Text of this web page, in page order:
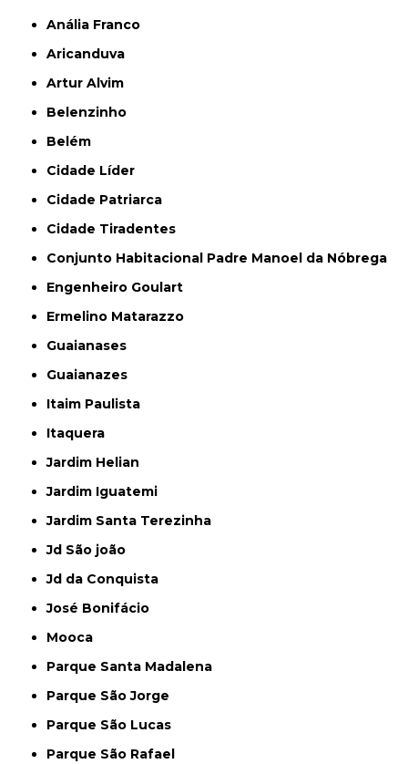
Anália Franco
Aricanduva
Artur Alvim
Belenzinho
Belém
Cidade Líder
Cidade Patriarca
Cidade Tiradentes
Conjunto Habitacional Padre Manoel da Nóbrega
Engenheiro Goulart
Ermelino Matarazzo
Guaianases
Guaianazes
Itaim Paulista
Itaquera
Jardim Helian
Jardim Iguatemi
Jardim Santa Terezinha
Jd São joão
Jd da Conquista
José Bonifácio
Mooca
Parque Santa Madalena
Parque São Jorge
Parque São Lucas
Parque São Rafael